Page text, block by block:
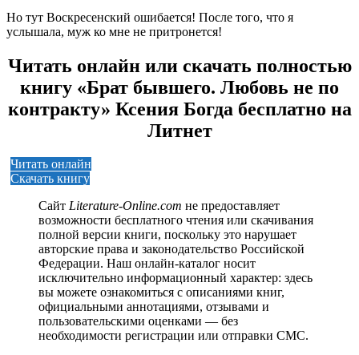
Но тут Воскресенский ошибается! После того, что я
услышала, муж ко мне не притронется!
Читать онлайн или скачать полностью
книгу «Брат бывшего. Любовь не по
контракту» Ксения Богда бесплатно на
Литнет
Читать онлайн
Скачать книгу
Сайт Literature-Online.com не предоставляет
возможности бесплатного чтения или скачивания
полной версии книги, поскольку это нарушает
авторские права и законодательство Российской
Федерации. Наш онлайн-каталог носит
исключительно информационный характер: здесь
вы можете ознакомиться с описаниями книг,
официальными аннотациями, отзывами и
пользовательскими оценками — без
необходимости регистрации или отправки СМС.